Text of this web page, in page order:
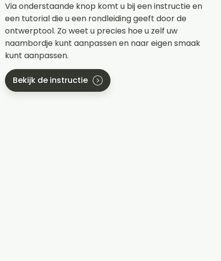
Via onderstaande knop komt u bij een instructie en
een tutorial die u een rondleiding geeft door de
ontwerptool. Zo weet u precies hoe u zelf uw
naambordje kunt aanpassen en naar eigen smaak
kunt aanpassen.
Bekijk de instructie